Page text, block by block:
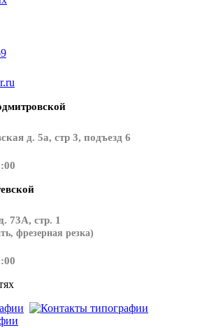
д. 5а, стр 3, подъезд 6
73А, стр. 1
фрезерная резка)